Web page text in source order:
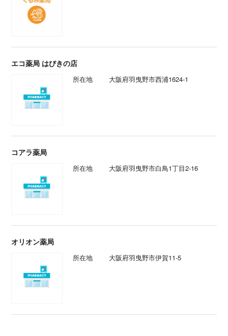
エコ薬局 はびきの店
所在地 大阪府羽曳野市西浦1624-1
コアラ薬局
所在地 大阪府羽曳野市白鳥1丁目2-16
オリオン薬局
所在地 大阪府羽曳野市伊賀11-5